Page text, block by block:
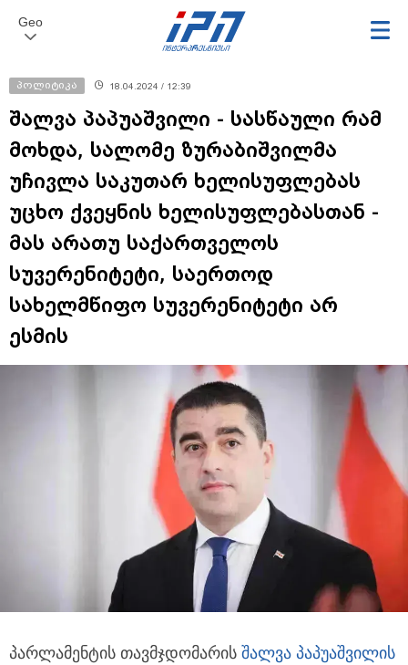
Geo
პოლიტიკა 18.04.2024 / 12:39
შალვა პაპუაშვილი - სასწაული რამ
მოხდა, სალომე ზურაბიშვილმა
უჩივლა საკუთარ ხელისუფლებას
უცხო ქვეყნის ხელისუფლებასთან -
მას არათუ საქართველოს
სუვერენიტეტი, საერთოდ
სახელმწიფო სუვერენიტეტი არ
ესმის
პარლამენტის თავმჯდომარის შალვა პაპუაშვილის